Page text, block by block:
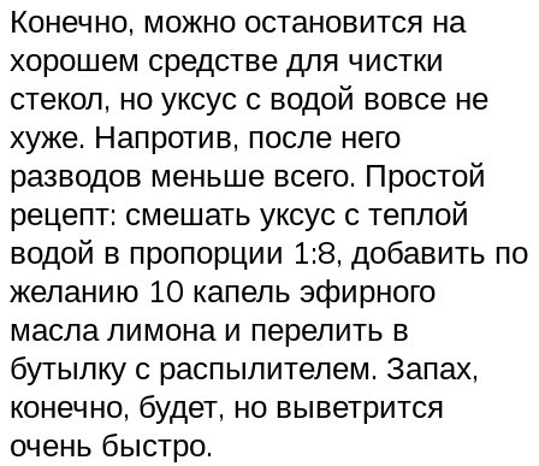
Конечно, можно остановится на
хорошем средстве для чистки
стекол, но уксус с водой вовсе не
хуже. Напротив, после него
разводов меньше всего. Простой
рецепт: смешать уксус с теплой
водой в пропорции 1:8, добавить по
желанию 10 капель эфирного
масла лимона и перелить в
бутылку с распылителем. Запах,
конечно, будет, но выветрится
очень быстро.